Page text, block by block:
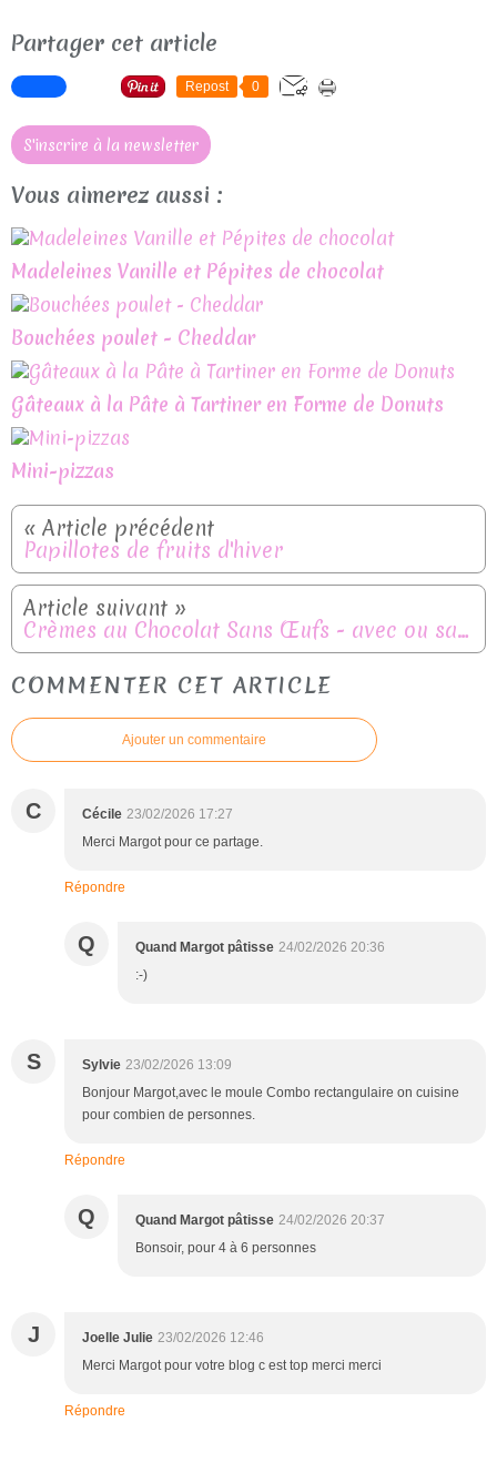
Partager cet article
Repost 0
S'inscrire à la newsletter
Vous aimerez aussi :
Madeleines Vanille et Pépites de chocolat
Bouchées poulet - Cheddar
Gâteaux à la Pâte à Tartiner en Forme de Donuts
Mini-pizzas
Papillotes de fruits d'hiver
Crèmes au Chocolat Sans Œufs - avec ou sans Thermomix
COMMENTER CET ARTICLE
Ajouter un commentaire
C Cécile 23/02/2026 17:27
Merci Margot pour ce partage.
Répondre
Q Quand Margot pâtisse 24/02/2026 20:36
:-)
S Sylvie 23/02/2026 13:09
Bonjour Margot,avec le moule Combo rectangulaire on cuisine
pour combien de personnes.
Répondre
Q Quand Margot pâtisse 24/02/2026 20:37
Bonsoir, pour 4 à 6 personnes
J Joelle Julie 23/02/2026 12:46
Merci Margot pour votre blog c est top merci merci
Répondre